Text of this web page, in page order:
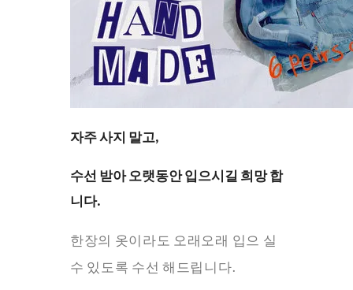
자주 사지 말고,
수선 받아 오랫동안 입으시길 희망 합
니다.
한장의 옷이라도 오래오래 입으 실
수 있도록 수선 해드립니다.